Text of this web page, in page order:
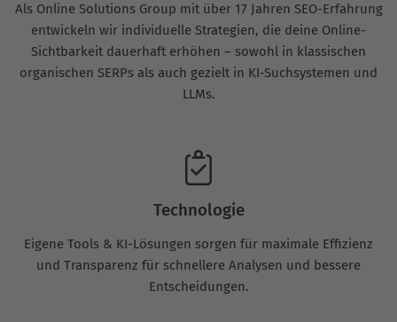
Als Online Solutions Group mit über 17 Jahren SEO-Erfahrung
entwickeln wir individuelle Strategien, die deine Online-
Sichtbarkeit dauerhaft erhöhen – sowohl in klassischen
organischen SERPs als auch gezielt in KI-Suchsystemen und
LLMs.
Technologie
Eigene Tools & KI-Lösungen sorgen für maximale Effizienz
und Transparenz für schnellere Analysen und bessere
Entscheidungen.